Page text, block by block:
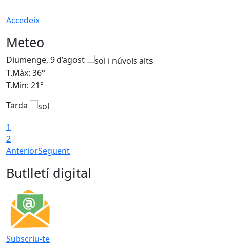
Accedeix
Meteo
Diumenge, 9 d’agost
T.Màx: 36°
T.Min: 21°
Tarda
1
2
AnteriorSegüent
Butlletí digital
Subscriu-te